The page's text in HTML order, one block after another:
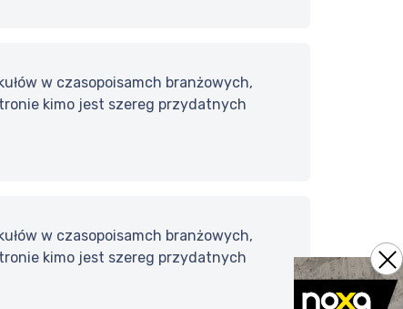
w czasopoisamch branżowych,
kimo jest szereg przydatnych
w czasopoisamch branżowych,
kimo jest szereg przydatnych